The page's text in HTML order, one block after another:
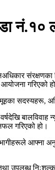
गरिएको
सदस्यहरू,
गरिएको हो।
आफ्ना
उपलब्ध